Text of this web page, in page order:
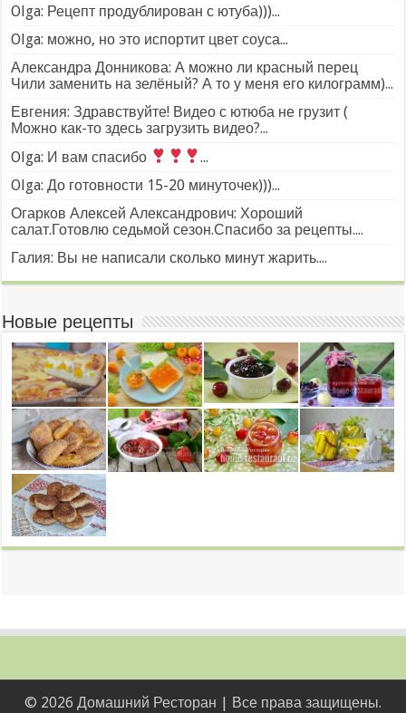
Olga: Рецепт продублирован с ютуба)))...
Olga: можно, но это испортит цвет соуса...
Александра Донникова: А можно ли красный перец
Чили заменить на зелёный? А то у меня его килограмм)...
Евгения: Здравствуйте! Видео с ютюба не грузит (
Можно как-то здесь загрузить видео?...
Olga: И вам спасибо
...
Olga: До готовности 15-20 минуточек)))...
Огарков Алексей Александрович: Хороший
салат.Готовлю седьмой сезон.Спасибо за рецепты....
Галия: Вы не написали сколько минут жарить....
Новые рецепты
© 2026 Домашний Ресторан | Все права защищены.